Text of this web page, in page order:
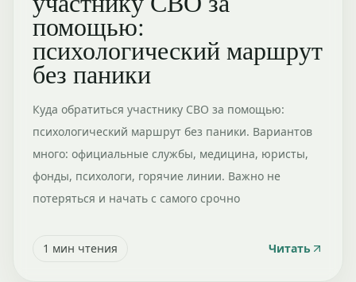
помощью:
психологический маршрут
без паники
Куда обратиться участнику СВО за помощью:
психологический маршрут без паники. Вариантов
много: официальные службы, медицина, юристы,
фонды, психологи, горячие линии. Важно не
потеряться и начать с самого срочно
1 мин чтения Читать